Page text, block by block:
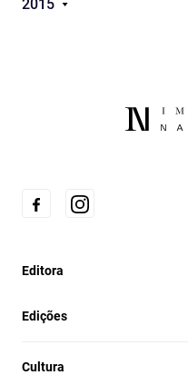
2015
Editora
Edições
Cultura